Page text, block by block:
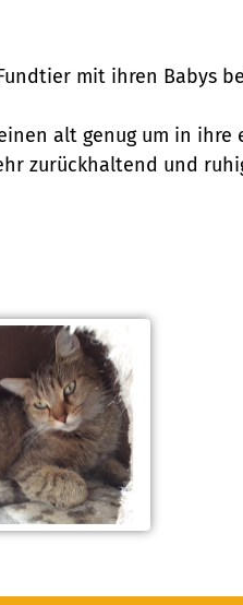
mit ihren Babys
alt genug um in
zurückhaltend und